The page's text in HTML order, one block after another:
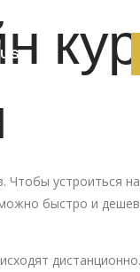
Чтобы устроиться
быстро и
дистанционно.